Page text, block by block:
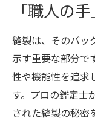
「職人の
縫製は、そのバッ
示す重要な部分で
性や機能性を追求
す。プロの鑑定士
された縫製の秘密